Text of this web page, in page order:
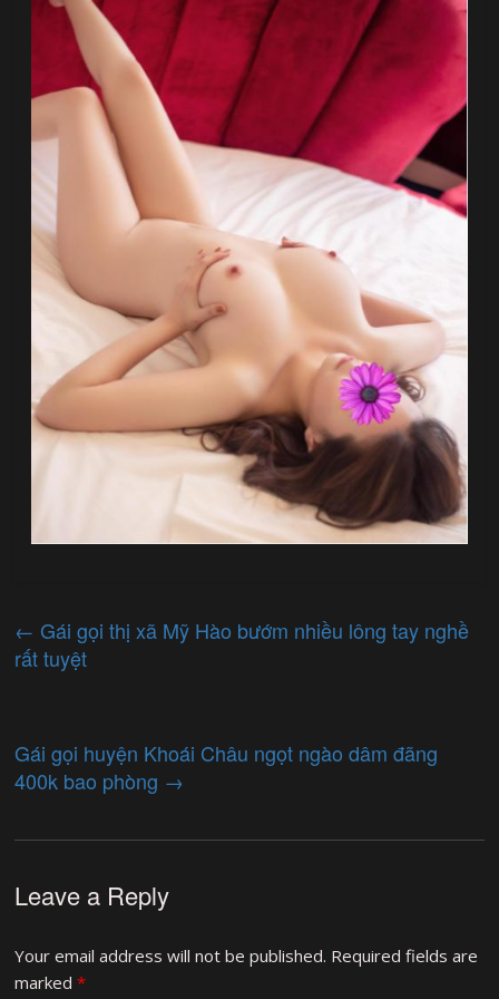
← Gái gọi thị xã Mỹ Hào bướm nhiều lông tay nghề
rất tuyệt
Gái gọi huyện Khoái Châu ngọt ngào dâm đãng
400k bao phòng →
Leave a Reply
Your email address will not be published. Required fields are
marked*